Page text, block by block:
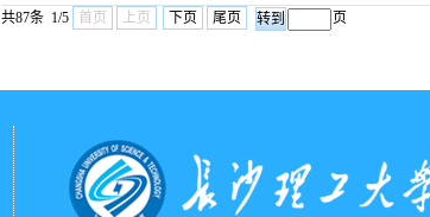
共87条 1/5 首页 上页 下页 尾页 页